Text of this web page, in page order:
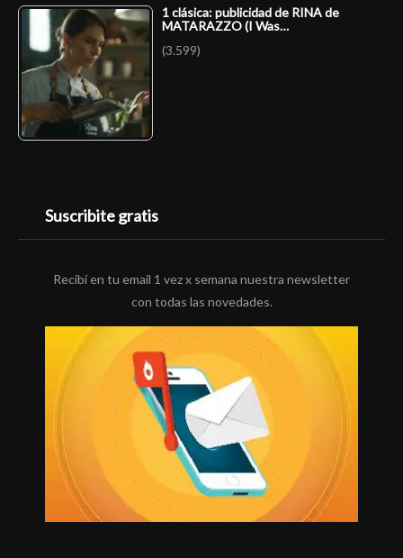
1 clásica: publicidad de RINA de
MATARAZZO (I Was…
(3.599)
Suscribite gratis
Recibí en tu email 1 vez x semana nuestra newsletter
con todas las novedades.